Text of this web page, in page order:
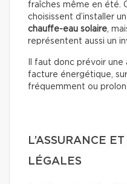
fraîches même en été.
choisissent d’installer
chauffe-eau solaire,
représentent aussi un
Il faut donc prévoir
facture énergétique,
fréquemment ou
L’ASSURANCE
LÉGALES